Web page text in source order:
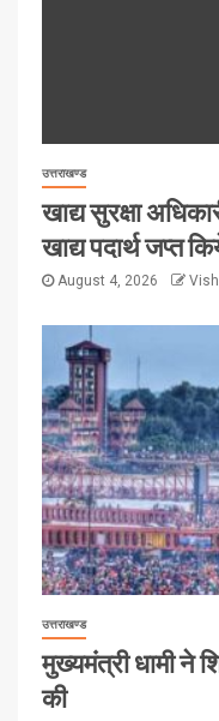
उत्तराखण्ड
खाद्य सुरक्षा
खाद्य पदार्थ जप्त
August 4, 2026
उत्तराखण्ड
मुख्यमंत्री धामी ने
की